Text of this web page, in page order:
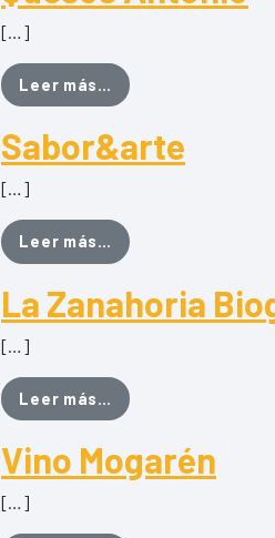
[…]
Leer más… from Quesos
Sabor&arte
[…]
Leer más… from Sabor&arte
La Zanahoria
[…]
Leer más… from La Zanahoria
Vino Mogarén
[…]